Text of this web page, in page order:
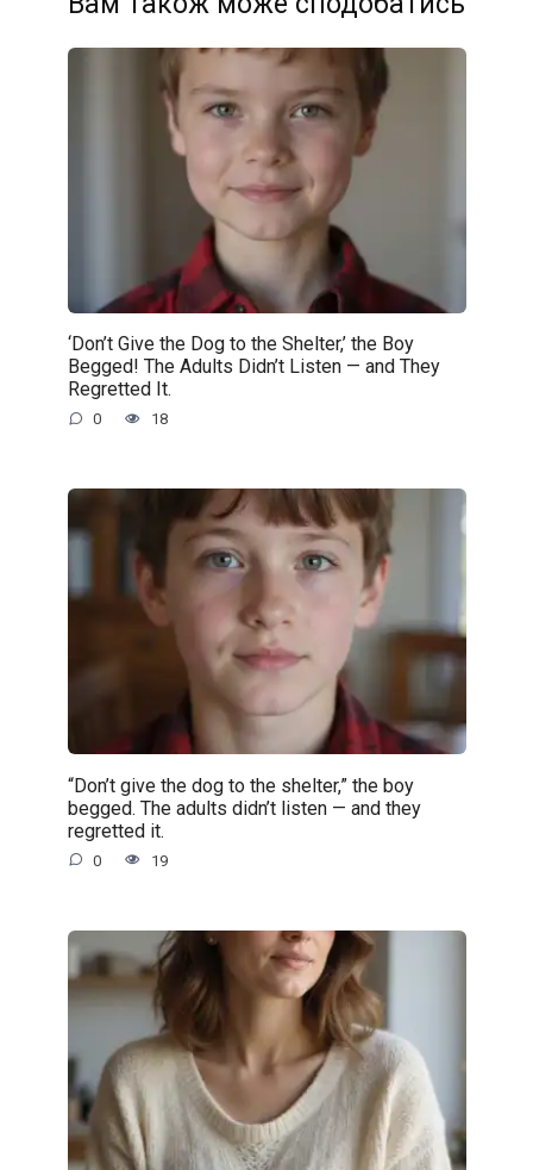
‘Don’t Give the Dog to the Shelter,’ the Boy
Begged! The Adults Didn’t Listen — and They
Regretted It.
0 18
“Don’t give the dog to the shelter,” the boy
begged. The adults didn’t listen — and they
regretted it.
0 19